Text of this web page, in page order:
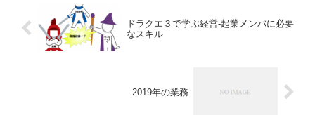
ドラクエ３で学ぶ経営-起業メンバに必要
なスキル
2019年の業務